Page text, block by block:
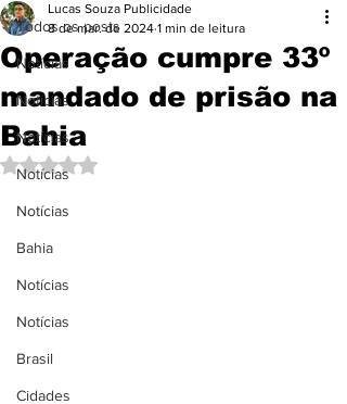
Todos os posts
Notícias
Notícias
Notícias
Notícias
Notícias
Bahia
Notícias
Notícias
Brasil
Cidades
Operação cumpre 33º
mandado de prisão na
Bahia
Lucas Souza Publicidade
8 de mar. de 2024 1 min de leitura
Avaliado com NaN de 5 estrelas.